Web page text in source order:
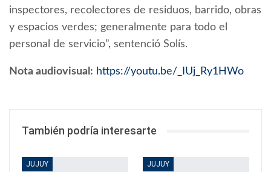
inspectores, recolectores de residuos, barrido, obras
y espacios verdes; generalmente para todo el
personal de servicio”, sentenció Solís.
Nota audiovisual: https://youtu.be/_IUj_Ry1HWo
También podría interesarte
JUJUY JUJUY